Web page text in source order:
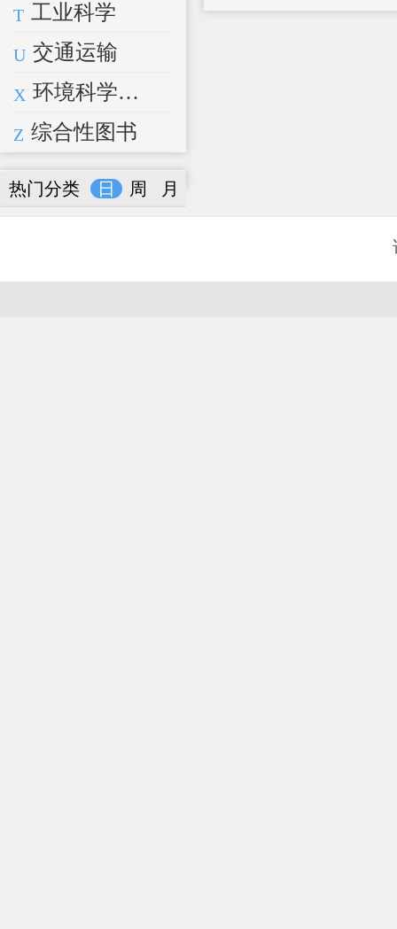
T 工业科学
U 交通运输
X 环境科学、安全科学
Z 综合性图书
热门分类 日 周 月